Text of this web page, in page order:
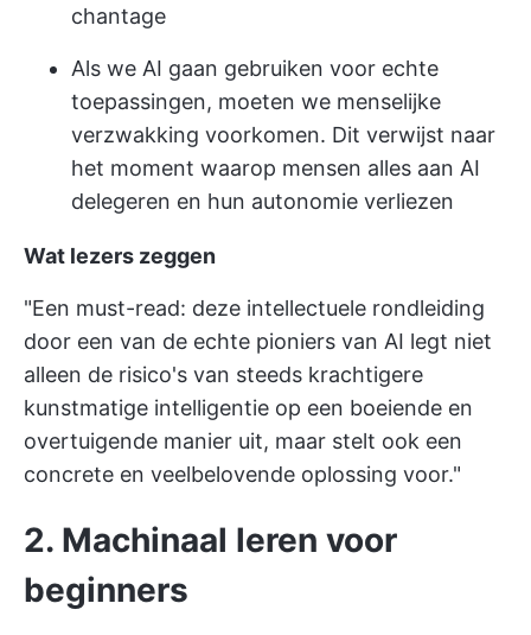
chantage
Als we AI gaan gebruiken voor echte
toepassingen, moeten we menselijke
verzwakking voorkomen. Dit verwijst naar
het moment waarop mensen alles aan AI
delegeren en hun autonomie verliezen
Wat lezers zeggen
"Een must-read: deze intellectuele rondleiding
door een van de echte pioniers van AI legt niet
alleen de risico's van steeds krachtigere
kunstmatige intelligentie op een boeiende en
overtuigende manier uit, maar stelt ook een
concrete en veelbelovende oplossing voor."
2. Machinaal leren voor
beginners